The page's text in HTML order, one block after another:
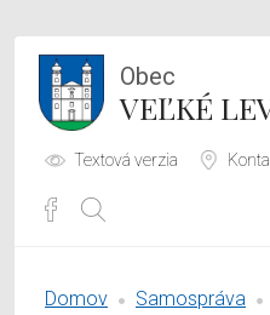
Obec
VEĽKÉ
Textová verzia
Domov Samospráva